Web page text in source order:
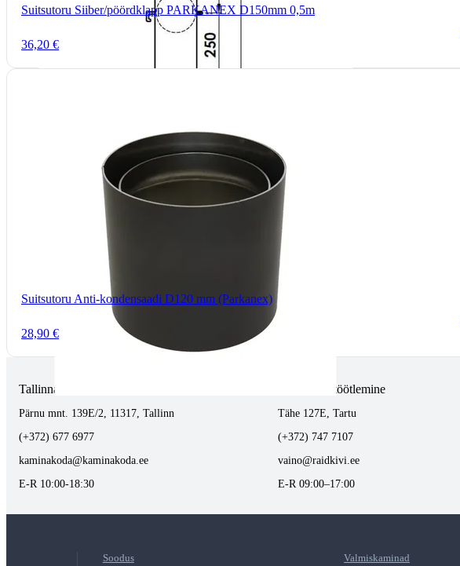
Suitsutoru Siiber/pöördklapp PARKANEX D150mm 0,5m
36,20 €
Suitsutoru Anti-kondensaadi D120 mm (Parkanex)
28,90 €
Tallinnas kaminasalong
Pärnu mnt. 139E/2, 11317, Tallinn
(+372) 677 6977
kaminakoda@kaminakoda.ee
E-R 10:00-18:30
Tartus kivi töötlemine
Tähe 127E, Tartu
(+372) 747 7107
vaino@raidkivi.ee
E-R 09:00–17:00
Soodus Valmiskaminad